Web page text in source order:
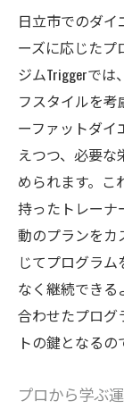
日立市でのダ
ーズに応じたプ
ジムTriggerで
フスタイルを考
ーファットダ
えつつ、必要
められます。こ
持ったトレーナ
動のプランをカ
じてプログラ
なく継続できる
合わせたプログ
トの鍵となるの
プロから学ぶ